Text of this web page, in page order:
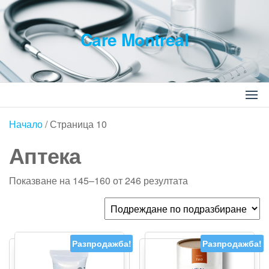
Skip
to
the
content
Care Montreal
Търсене
за:
Начало/ Страница 10
Аптека
Показване на 145–160 от 246 резултата
Разпродажба! Разпродажба!